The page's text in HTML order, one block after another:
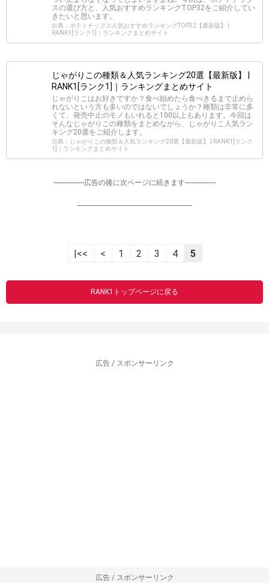
スの選び方と、人気おすすめランキングTOP32をご紹介してい
きたいと思います。
出典：ポテトチップス人気おすすめランキングTOP32【最新版】 |
RANK1[ランク1]｜ランキングまとめサイト
じゃがりこの種類＆人気ランキング20選【最新版】 |
RANK1[ランク1]｜ランキングまとめサイト
じゃがりこはお好きですか？食べ始めたら食べきるまで止めら
れないという方も多いのではないでしょうか？種類は非常に多
くて、発売中止のモノもいれると100以上もあります。今回は
そんなじゃがりこの種類をまとめながら、じゃがりこ人気ラン
キング20選をご紹介します。
出典：じゃがりこの種類＆人気ランキング20選【最新版】 | RANK1[ランク
1]｜ランキングまとめサイト
-----------------広告の後に次ページに続きます-----------------
----------------------------------------------------------------
|<< < 1 2 3 4 5
RANK1トップページに戻る
広告 / スポンサーリンク
広告 / スポンサーリンク